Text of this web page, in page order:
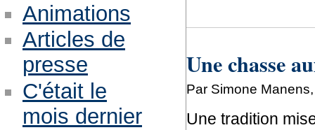
Une chasse
Par Simone
Une tradition
Animations
Articles de
presse
C'était le
mois dernier